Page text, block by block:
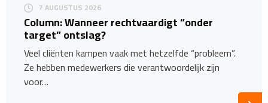
7 AUGUSTUS 2026
Column: Wanneer rechtvaardigt “onder
target” ontslag?
Veel cliënten kampen vaak met hetzelfde “probleem”.
Ze hebben medewerkers die verantwoordelijk zijn
voor…